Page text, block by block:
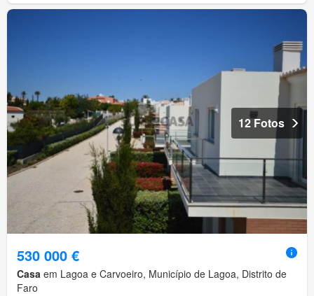
12 Fotos
530 000 €
Casa em Lagoa e Carvoeiro, Município de Lagoa, Distrito de
Faro